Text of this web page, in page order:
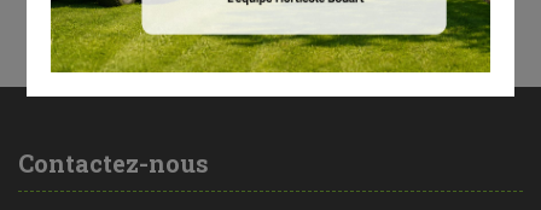
Contenu par
Contactez-nous